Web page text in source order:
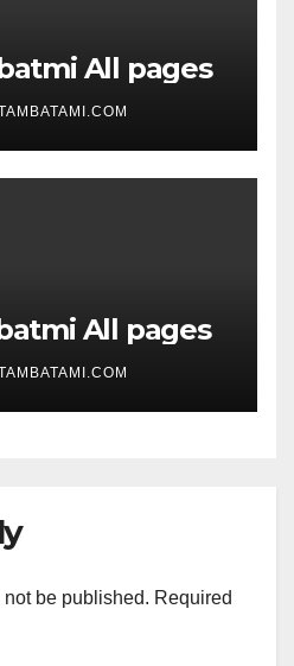
All pages
All pages
be published. Required